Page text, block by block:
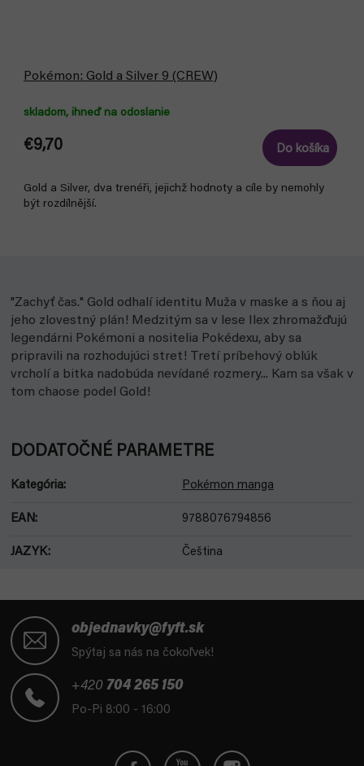
Pokémon: Gold a Silver 9 (CREW)
skladom, ihneď na odoslanie
€9,70 Do košíka
Gold a Silver, dva trenéři, jejichž hodnoty a cíle by nemohly
být rozdílnější.
"Zachyť čas." Gold odhalí identitu Muža v maske a s ňou aj
jeho zlovestný plán! Medzitým sa v lese Ilex zhromažďujú
legendárni Pokémoni a nositelia Pokédexu, aby sa
pripravili na rozhodujúci stret! Tretí príbehový oblúk
vrcholí a bitka nadobúda nevídané rozmery... Kam sa však v
tom chaose podel Gold!
DODATOČNÉ PARAMETRE
Kategória: Pokémon manga
EAN: 9788076794856
JAZYK: Čeština
objednavky@fyft.sk
Spýtaj sa nás na čokoľvek!
+420 704 265 150
Po-Pi 8:00 - 16:00